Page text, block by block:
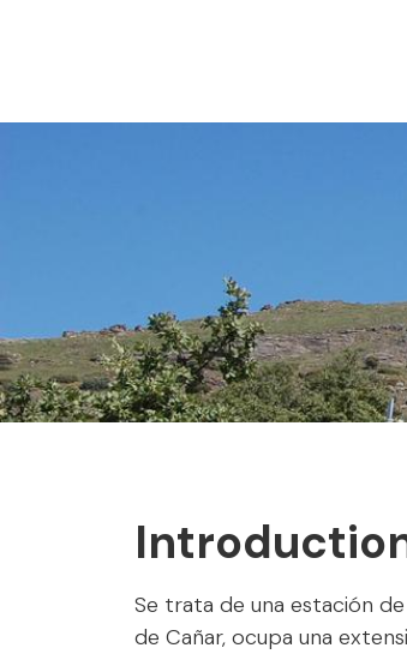
Se trata de una estación
de Cañar, ocupa una